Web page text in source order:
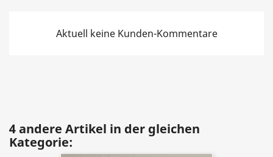
Aktuell keine Kunden-Kommentare
4 andere Artikel in der gleichen
Kategorie: